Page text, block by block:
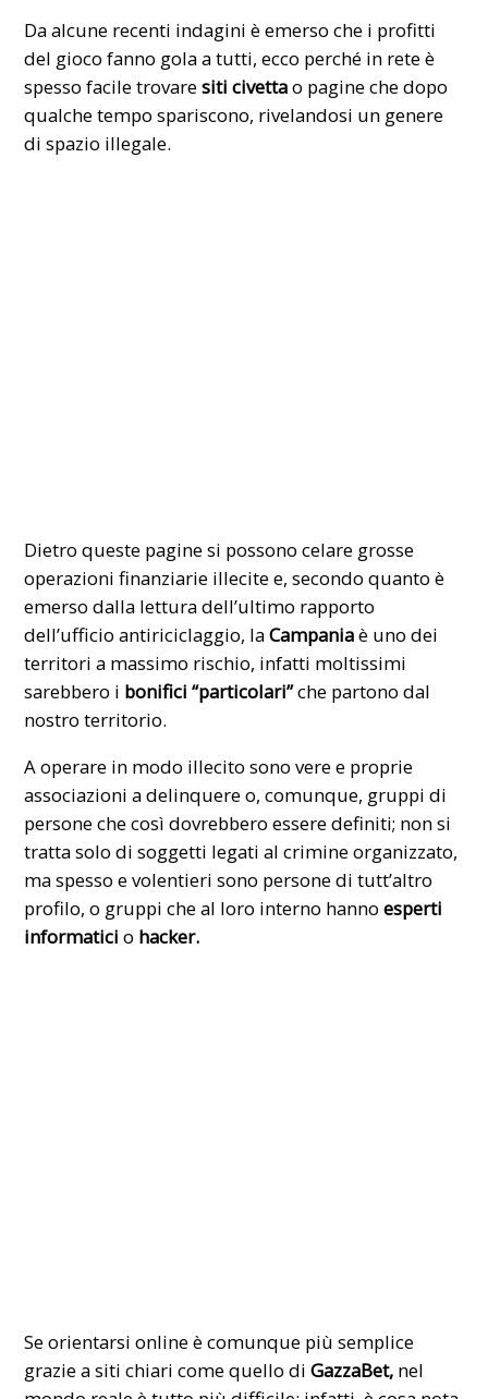
Da alcune recenti indagini è emerso che i profitti
del gioco fanno gola a tutti, ecco perché in rete è
spesso facile trovaresiti civettao pagine che dopo
qualche tempo spariscono, rivelandosi un genere
di spazio illegale.
Dietro queste pagine si possono celare grosse
operazioni finanziarie illecite e, secondo quanto è
emerso dalla lettura dell’ultimo rapporto
dell’ufficio antiriciclaggio, laCampaniaè uno dei
territori a massimo rischio, infatti moltissimi
sarebbero i bonifici “particolari”che partono dal
nostro territorio.
A operare in modo illecito sono vere e proprie
associazioni a delinquere o, comunque, gruppi di
persone che così dovrebbero essere definiti; non si
tratta solo di soggetti legati al crimine organizzato,
ma spesso e volentieri sono persone di tutt’altro
profilo, o gruppi che al loro interno hannoesperti
informatici o hacker.
Se orientarsi online è comunque più semplice
grazie a siti chiari come quello diGazzaBet, nel